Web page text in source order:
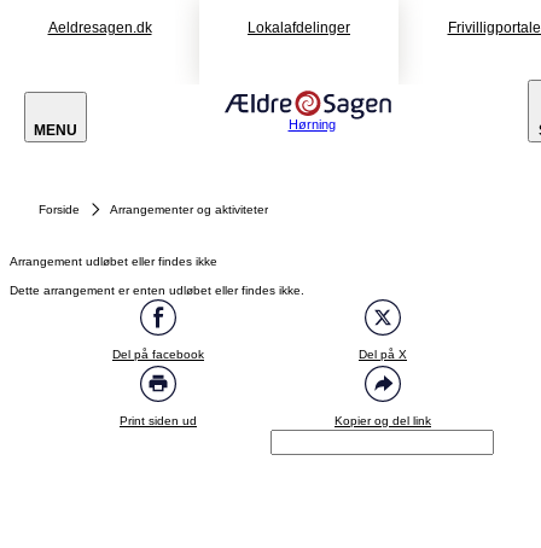
Aeldresagen.dk Lokalafdelinger
MENU Hørning
Forside Arrangementer og aktiviteter
Arrangement udløbet eller findes ikke
Dette arrangement er enten udløbet eller findes ikke.
Del på facebook Del på X
Print siden ud Kopier og del link